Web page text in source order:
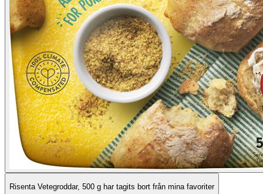
Risenta Vetegroddar, 500 g har tagits bort från mina favoriter